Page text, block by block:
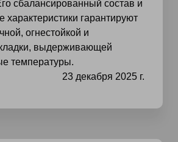
сбалансированный состав и
характеристики гарантируют
огнестойкой и
выдерживающей
температуры.
23 декабря 2025 г.